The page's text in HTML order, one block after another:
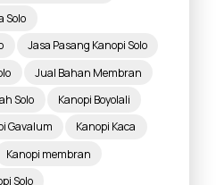
Solo
Jasa Pasang Kanopi Solo
Jual Bahan Membran
Solo
Kanopi Boyolali
Gavalum
Kanopi Kaca
Kanopi membran
Solo